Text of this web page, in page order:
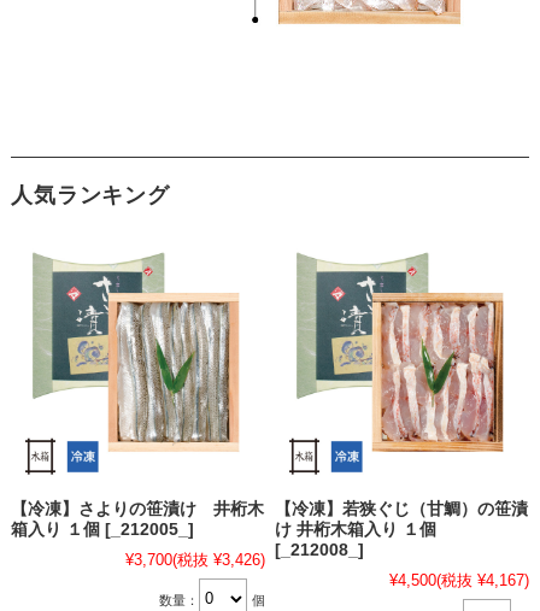
人気ランキング
【冷凍】さよりの笹漬け 井桁木
箱入り １個 [_212005_]
¥3,700(税抜 ¥3,426)
数量： 個
【冷凍】若狭ぐじ（甘鯛）の笹漬
け 井桁木箱入り １個
[_212008_]
¥4,500(税抜 ¥4,167)